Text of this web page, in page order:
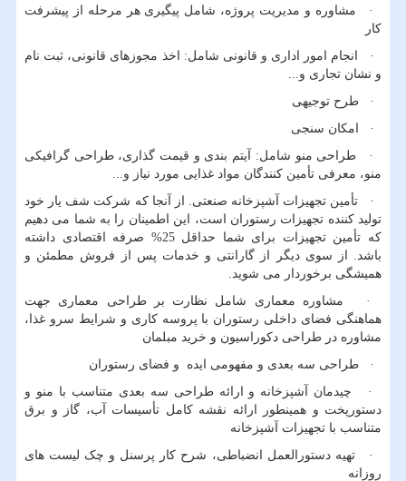
· مشاوره و مدیریت پروژه، شامل پیگیری هر مرحله از پیشرفت
کار
· انجام امور اداری و قانونی شامل: اخذ مجوزهای قانونی، ثبت نام
و نشان تجاری و...
· طرح توجیهی
· امکان سنجی
· طراحی منو شامل: آیتم بندی و قیمت گذاری، طراحی گرافیکی
منو، معرفی تأمین کنندگان مواد غذایی مورد نیاز و...
· تأمین تجهیزات آشپزخانه صنعتی. از آنجا که شرکت شف یار خود
تولید کننده تجهیزات رستوران است، این اطمینان را به شما می دهیم
که تأمین تجهیزات برای شما حداقل 25% صرفه اقتصادی داشته
باشد. از سوی دیگر از گارانتی و خدمات پس از فروش مطمئن و
همیشگی برخوردار می شوید.
· مشاوره معماری شامل نظارت بر طراحی معماری جهت
هماهنگی فضای داخلی رستوران با پروسه کاری و شرایط سرو غذا،
مشاوره در طراحی دکوراسیون و خرید مبلمان
· طراحی سه بعدی و مفهومی ایده و فضای رستوران
· چیدمان آشپزخانه و ارائه طراحی سه بعدی متناسب با منو و
دستورپخت و همینطور ارائه نقشه کامل تأسیسات آب، گاز و برق
متناسب با تجهیزات آشپزخانه
· تهیه دستورالعمل انضباطی، شرح کار پرسنل و چک لیست های
روزانه